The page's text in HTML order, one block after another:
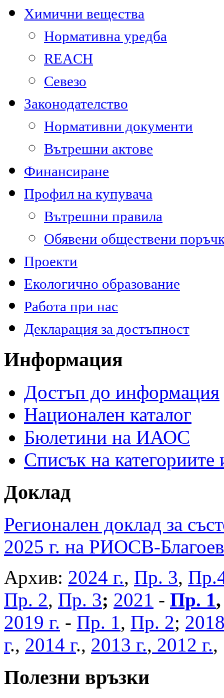
Химични вещества
Нормативна уредба
REACH
Севезо
Законодателство
Нормативни документи
Вътрешни актове
Финансиране
Профил на купувача
Вътрешни правила
Обявени обществени
Проекти
Екологично образование
Работа при нас
Декларация за достъпност
Информация
Достъп до информация
Национален каталог
Бюлетини на ИАОС
Списък на
Доклад
Регионален доклад за
2025 г. на РИОСВ-
Архив: 2024 г., Пр. 3,
Пр. 2, Пр. 3; 2021 - Пр. 1
2019 г. - Пр. 1, Пр. 2;
г., 2014 г., 2013 г., 2012 г.
Полезни връзки